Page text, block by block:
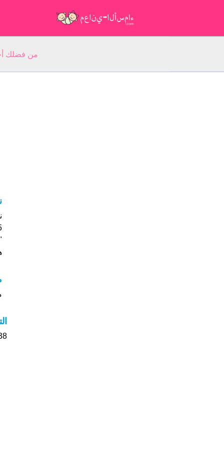
من فضلك أجب عن 5 أسئلة عن
38 الأشخاص بأسم ندى صوت